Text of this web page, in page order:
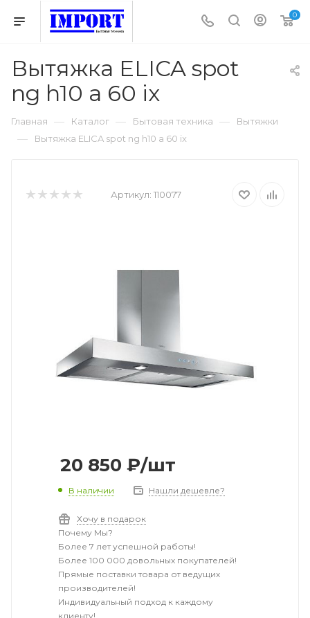
0
Вытяжка ELICA spot
ng h10 a 60 ix
Главная — Каталог — Бытовая техника — Вытяжки
— Вытяжка ELICA spot ng h10 a 60 ix
Артикул: 110077
20 850 ₽/шт
В наличии Нашли дешевле?
Хочу в подарок
Почему Мы?
Более 7 лет успешной работы!
Более 100 000 довольных покупателей!
Прямые поставки товара от ведущих
производителей!
Индивидуальный подход к каждому
клиенту!